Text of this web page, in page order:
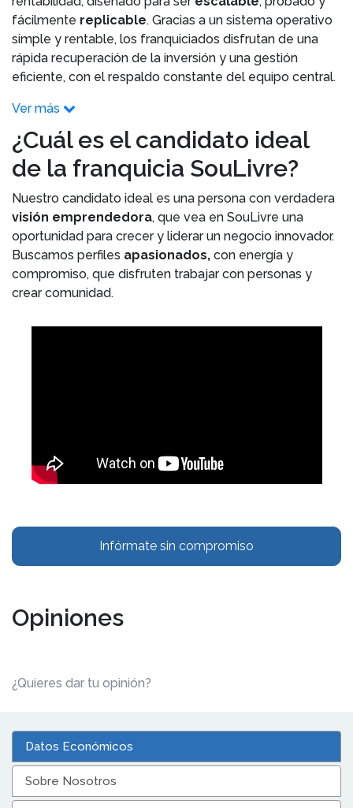
fácilmente replicable. Gracias a un sistema operativo
simple y rentable, los franquiciados disfrutan de una
rápida recuperación de la inversión y una gestión
eficiente, con el respaldo constante del equipo central.
Ver más
¿Cuál es el candidato ideal
de la franquicia SouLivre?
Nuestro candidato ideal es una persona con verdadera
visión emprendedora, que vea en SouLivre una
oportunidad para crecer y liderar un negocio innovador.
Buscamos perfiles apasionados, con energía y
compromiso, que disfruten trabajar con personas y
crear comunidad.
Infórmate sin compromiso
Opiniones
¿Quieres dar tu opinión?
Datos Económicos
Sobre Nosotros